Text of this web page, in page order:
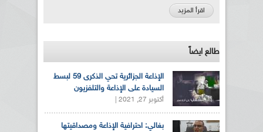
اقرأ المزيد
طالع ايضاً
الإذاعة الجزائرية تحي الذكرى 59 لبسط
السيادة على الإذاعة والتلفزيون
أكتوبر 27, 2021 |
بغالي: احترافية الإذاعة ومصداقيتها